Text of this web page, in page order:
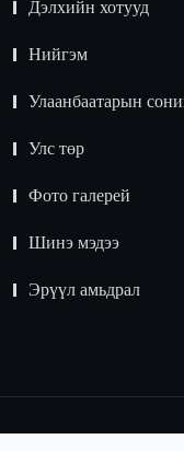
Дэлхийн хотууд
Нийгэм
Улаанбаатарын
Улс төр
Фото галерей
Шинэ мэдээ
Эрүүл амьдрал